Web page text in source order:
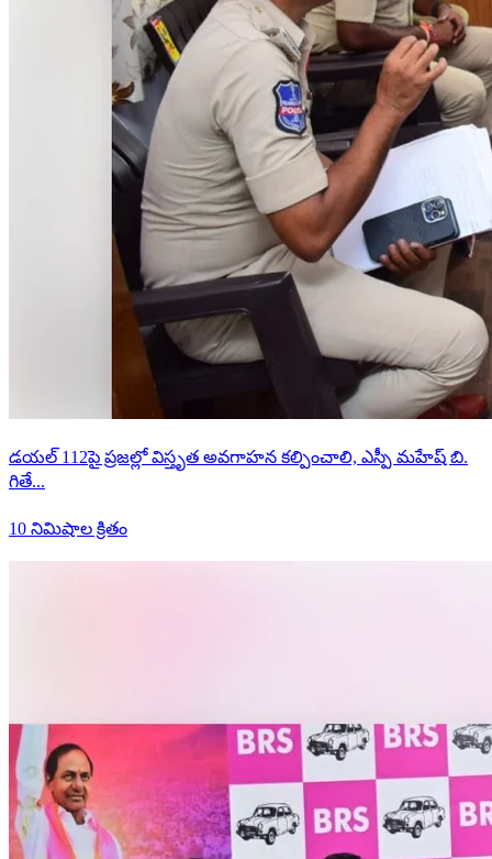
డయల్ 112పై ప్రజల్లో విస్తృత అవగాహన కల్పించాలి, ఎస్పీ మహేష్ బి.
గితే...
10 నిమిషాల క్రితం